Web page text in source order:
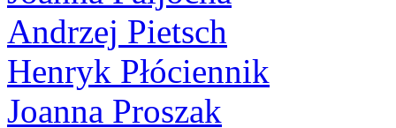
Andrzej Pietsch
Henryk Płóciennik
Joanna Proszak